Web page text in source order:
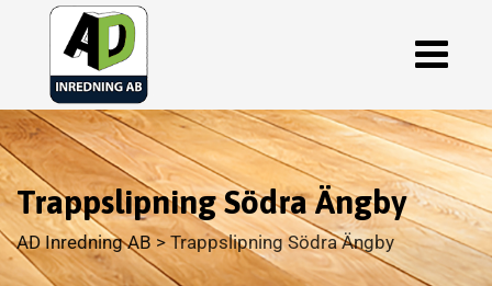
Trappslipning Södra Ängby
AD Inredning AB >Trappslipning Södra Ängby